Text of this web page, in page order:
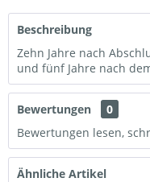
Beschreibung
Zehn Jahre nach
und fünf Jahre nach
Bewertungen
0
Bewertungen lesen,
Ähnliche Artikel